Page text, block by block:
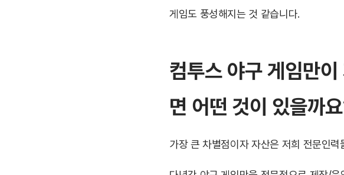
게임도 풍성해지는 것 같습니다.
컴투스 야구 게임만
면 어떤 것이 있을까
가장 큰 차별점이자 자산은 저희 전문인력